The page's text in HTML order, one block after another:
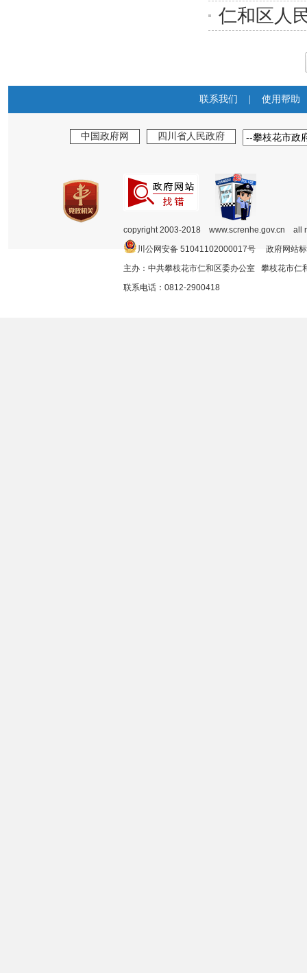
仁和区人
联系我们 使用帮助
中国政府网 四川省人民政府
copyright 2003-2018 www.screnhe.gov.cn
川公网安备 51041102000017号 政府网站
主办：中共攀枝花市仁和区委办公室 攀枝花市
联系电话：0812-2900418